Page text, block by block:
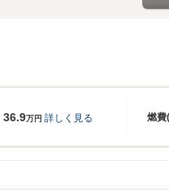
燃費
36.9万円 詳しく見る